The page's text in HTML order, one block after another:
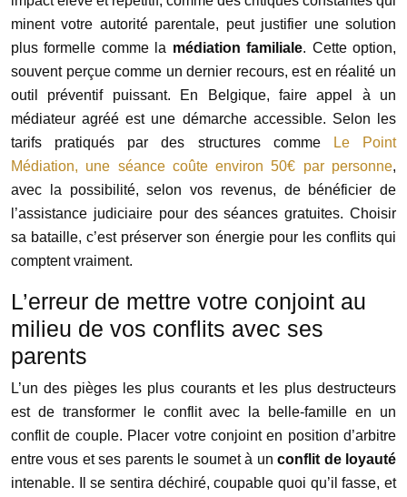
minent votre autorité parentale, peut justifier une solution
plus formelle comme la médiation familiale. Cette option,
souvent perçue comme un dernier recours, est en réalité un
outil préventif puissant. En Belgique, faire appel à un
médiateur agréé est une démarche accessible. Selon les
tarifs pratiqués par des structures comme
Le Point
Médiation, une séance coûte environ 50€ par personne,
avec la possibilité, selon vos revenus, de bénéficier de
l’assistance judiciaire pour des séances gratuites. Choisir
sa bataille, c’est préserver son énergie pour les conflits qui
comptent vraiment.
L’erreur de mettre votre conjoint au
milieu de vos conflits avec ses
parents
L’un des pièges les plus courants et les plus destructeurs
est de transformer le conflit avec la belle-famille en un
conflit de couple. Placer votre conjoint en position d’arbitre
entre vous et ses parents le soumet à unconflit de loyauté
intenable. Il se sentira déchiré, coupable quoi qu’il fasse, et